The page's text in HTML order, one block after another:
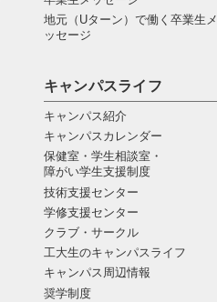
地元（Uターン）で働く卒業生メ
ッセージ
キャンパスライフ
キャンパス紹介
キャンパスカレンダー
保健室・学生相談室・
障がい学生支援制度
技術支援センター
学修支援センター
クラブ・サークル
工大生のキャンパスライフ
キャンパス周辺情報
奨学制度